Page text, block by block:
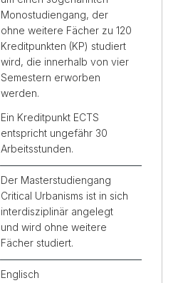
Monostudiengang, der
ohne weitere Fächer zu 120
Kreditpunkten (KP) studiert
wird, die innerhalb von vier
Semestern erworben
werden.
Ein Kreditpunkt ECTS
entspricht ungefähr 30
Arbeitsstunden.
Der Masterstudiengang
Critical Urbanisms ist in sich
interdisziplinär angelegt
und wird ohne weitere
Fächer studiert.
Englisch